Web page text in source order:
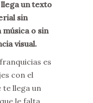
un texto
sin
o sin
visual.
es
con el
te llega un